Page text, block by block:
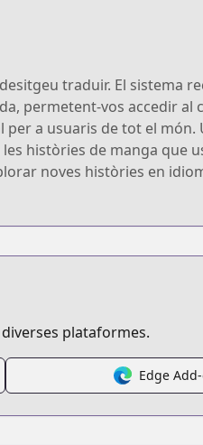
traduir. El sistema
permetent-vos accedir al
per a usuaris de tot el món.
històries de manga que
noves històries en
plataformes.
Edge